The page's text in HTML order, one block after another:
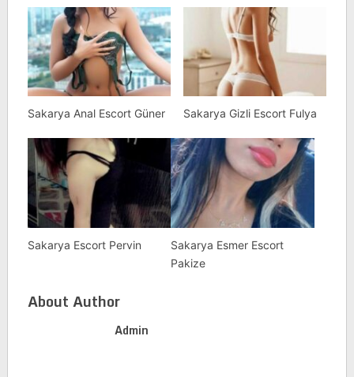
Sakarya Anal Escort Güner Sakarya Gizli Escort Fulya
Sakarya Escort Pervin
Sakarya Esmer Escort
Pakize
About Author
Admin